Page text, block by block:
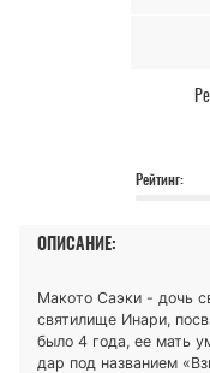
Рейтинг:
ОПИСАНИЕ:
Макото Саэки - дочь
святилище Инари,
было 4 года, ее мать
дар под названием